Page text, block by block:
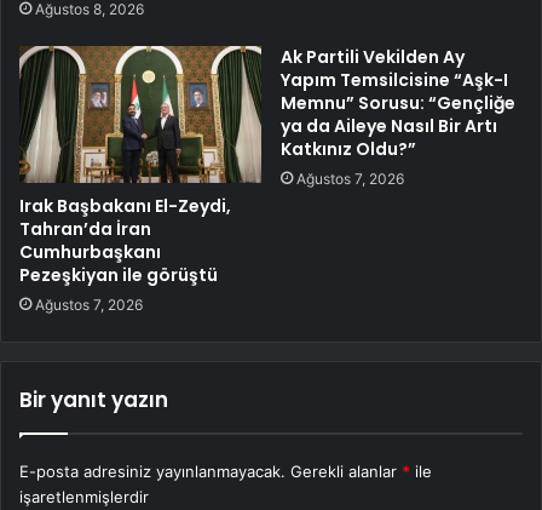
Ağustos 8, 2026
Irak Başbakanı El-Zeydi,
Tahran’da İran
Cumhurbaşkanı
Pezeşkiyan ile görüştü
Ağustos 7, 2026
Ak Partili Vekilden Ay
Yapım Temsilcisine “Aşk-I
Memnu” Sorusu: “Gençliğe
ya da Aileye Nasıl Bir Artı
Katkınız Oldu?”
Ağustos 7, 2026
Bir yanıt yazın
E-posta adresiniz yayınlanmayacak. Gerekli alanlar * ile
işaretlenmişlerdir